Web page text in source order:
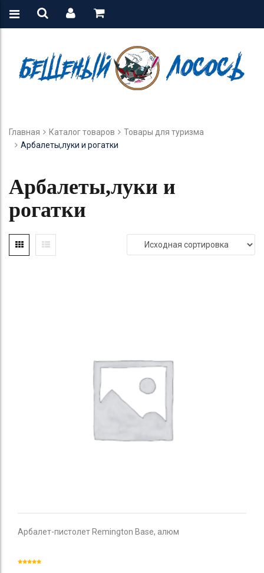
Главная Каталог товаров
Товары для туризма
Арбалеты,луки и рогатки
Арбалеты,луки и
рогатки
Арбалет-пистолет Remington Base, алюм